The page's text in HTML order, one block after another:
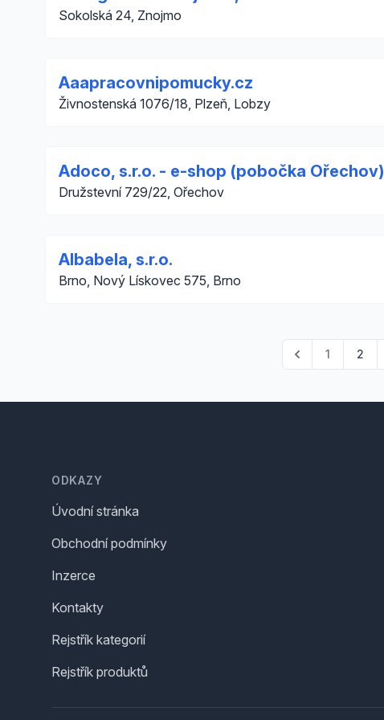
Sokolská 24, Znojmo
Aaapracovnipomucky.cz
Živnostenská 1076/18, Plzeň, Lobzy
Adoco, s.r.o. - e-shop (pobočka Ořechov)
Družstevní 729/22, Ořechov
Albabela, s.r.o.
Brno, Nový Lískovec 575, Brno
1 2
ODKAZY
Úvodní stránka
Obchodní podmínky
Inzerce
Kontakty
Rejstřík kategorií
Rejstřík produktů